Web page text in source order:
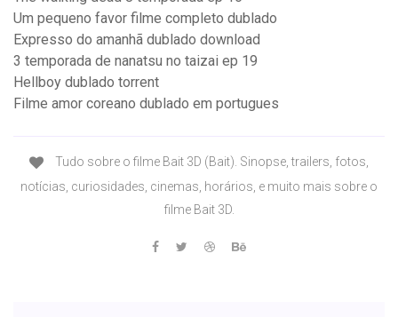
Um pequeno favor filme completo dublado
Expresso do amanhã dublado download
3 temporada de nanatsu no taizai ep 19
Hellboy dublado torrent
Filme amor coreano dublado em portugues
Tudo sobre o filme Bait 3D (Bait). Sinopse, trailers, fotos,
notícias, curiosidades, cinemas, horários, e muito mais sobre o
filme Bait 3D.